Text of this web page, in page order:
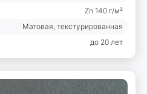
Zn 140 г/м²
Матовая, текстурированная
до 20 лет